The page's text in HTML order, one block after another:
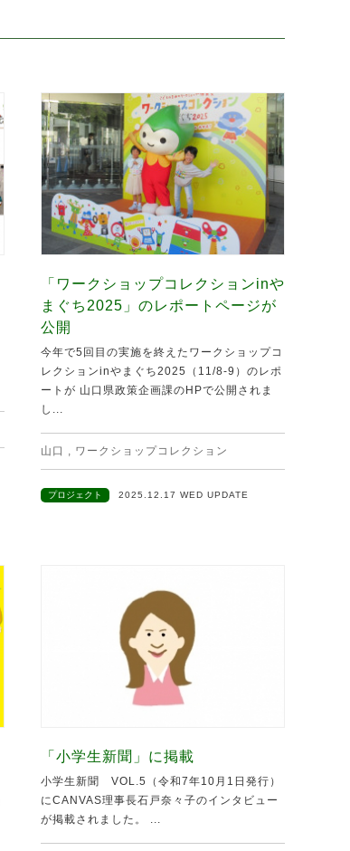
「ワークショップコレクションinや
まぐち2025」のレポートページが
公開
今年で5回目の実施を終えたワークショップコ
レクションinやまぐち2025（11/8-9）のレポ
ートが 山口県政策企画課のHPで公開されま
し...
山口 , ワークショップコレクション
プロジェクト 2025.12.17 WED UPDATE
「小学生新聞」に掲載
小学生新聞 VOL.5（令和7年10月1日発行）
にCANVAS理事長石戸奈々子のインタビュー
が掲載されました。 ...